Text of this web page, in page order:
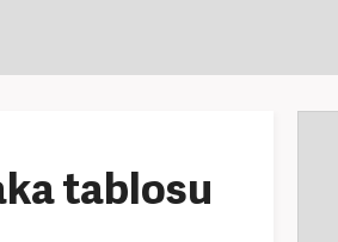
tablosu